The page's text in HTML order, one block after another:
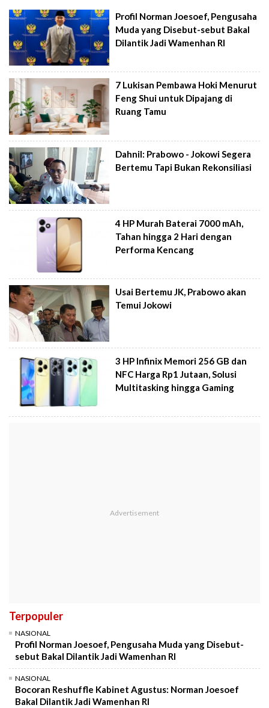
Profil Norman Joesoef, Pengusaha
Muda yang Disebut-sebut Bakal
Dilantik Jadi Wamenhan RI
7 Lukisan Pembawa Hoki Menurut
Feng Shui untuk Dipajang di
Ruang Tamu
Dahnil: Prabowo - Jokowi Segera
Bertemu Tapi Bukan Rekonsiliasi
4 HP Murah Baterai 7000 mAh,
Tahan hingga 2 Hari dengan
Performa Kencang
Usai Bertemu JK, Prabowo akan
Temui Jokowi
3 HP Infinix Memori 256 GB dan
NFC Harga Rp1 Jutaan, Solusi
Multitasking hingga Gaming
Terpopuler
NASIONAL
Profil Norman Joesoef, Pengusaha Muda yang Disebut-
sebut Bakal Dilantik Jadi Wamenhan RI
NASIONAL
Bocoran Reshuffle Kabinet Agustus: Norman Joesoef
Bakal Dilantik Jadi Wamenhan RI